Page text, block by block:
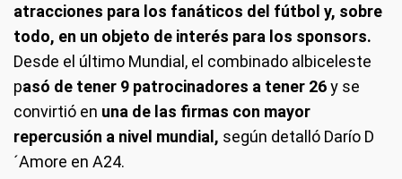
atracciones para los fanáticos del fútbol y, sobre
todo, en un objeto de interés para los sponsors.
Desde el último Mundial, el combinado albiceleste
pasó de tener 9 patrocinadores a tener 26y se
convirtió en una de las firmas con mayor
repercusión a nivel mundial, según detalló Darío D
´Amore en A24.